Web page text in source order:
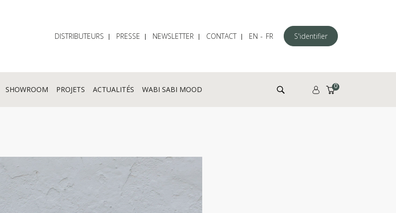
DISTRIBUTEURS PRESSE NEWSLETTER CONTACT EN FR S'identifier
SHOWROOM PROJETS ACTUALITÉS WABI SABI MOOD Rechercher : 0